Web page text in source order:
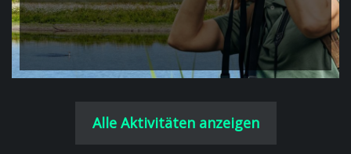
Alle Aktivitäten anzeigen